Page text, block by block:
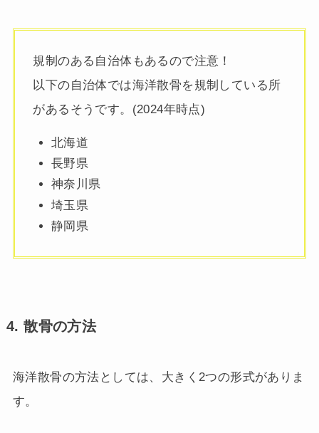
規制のある自治体もあるので注意！
以下の自治体では海洋散骨を規制している所
があるそうです。(2024年時点)
北海道
長野県
神奈川県
埼玉県
静岡県
4. 散骨の方法
海洋散骨の方法としては、大きく2つの形式がありま
す。